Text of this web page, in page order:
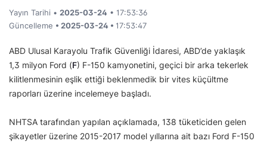
Yayın Tarihi • 2025-03-24 • 17:53:36
Güncelleme • 2025-03-24 • 17:53:47
ABD Ulusal Karayolu Trafik Güvenliği İdaresi, ABD’de yaklaşık
1,3 milyon Ford (F) F-150 kamyonetini, geçici bir arka tekerlek
kilitlenmesinin eşlik ettiği beklenmedik bir vites küçültme
raporları üzerine incelemeye başladı.
NHTSA tarafından yapılan açıklamada, 138 tüketiciden gelen
şikayetler üzerine 2015-2017 model yıllarına ait bazı Ford F-150